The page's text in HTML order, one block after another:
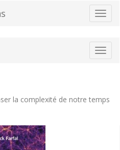
el
de
la complexité de notre temps